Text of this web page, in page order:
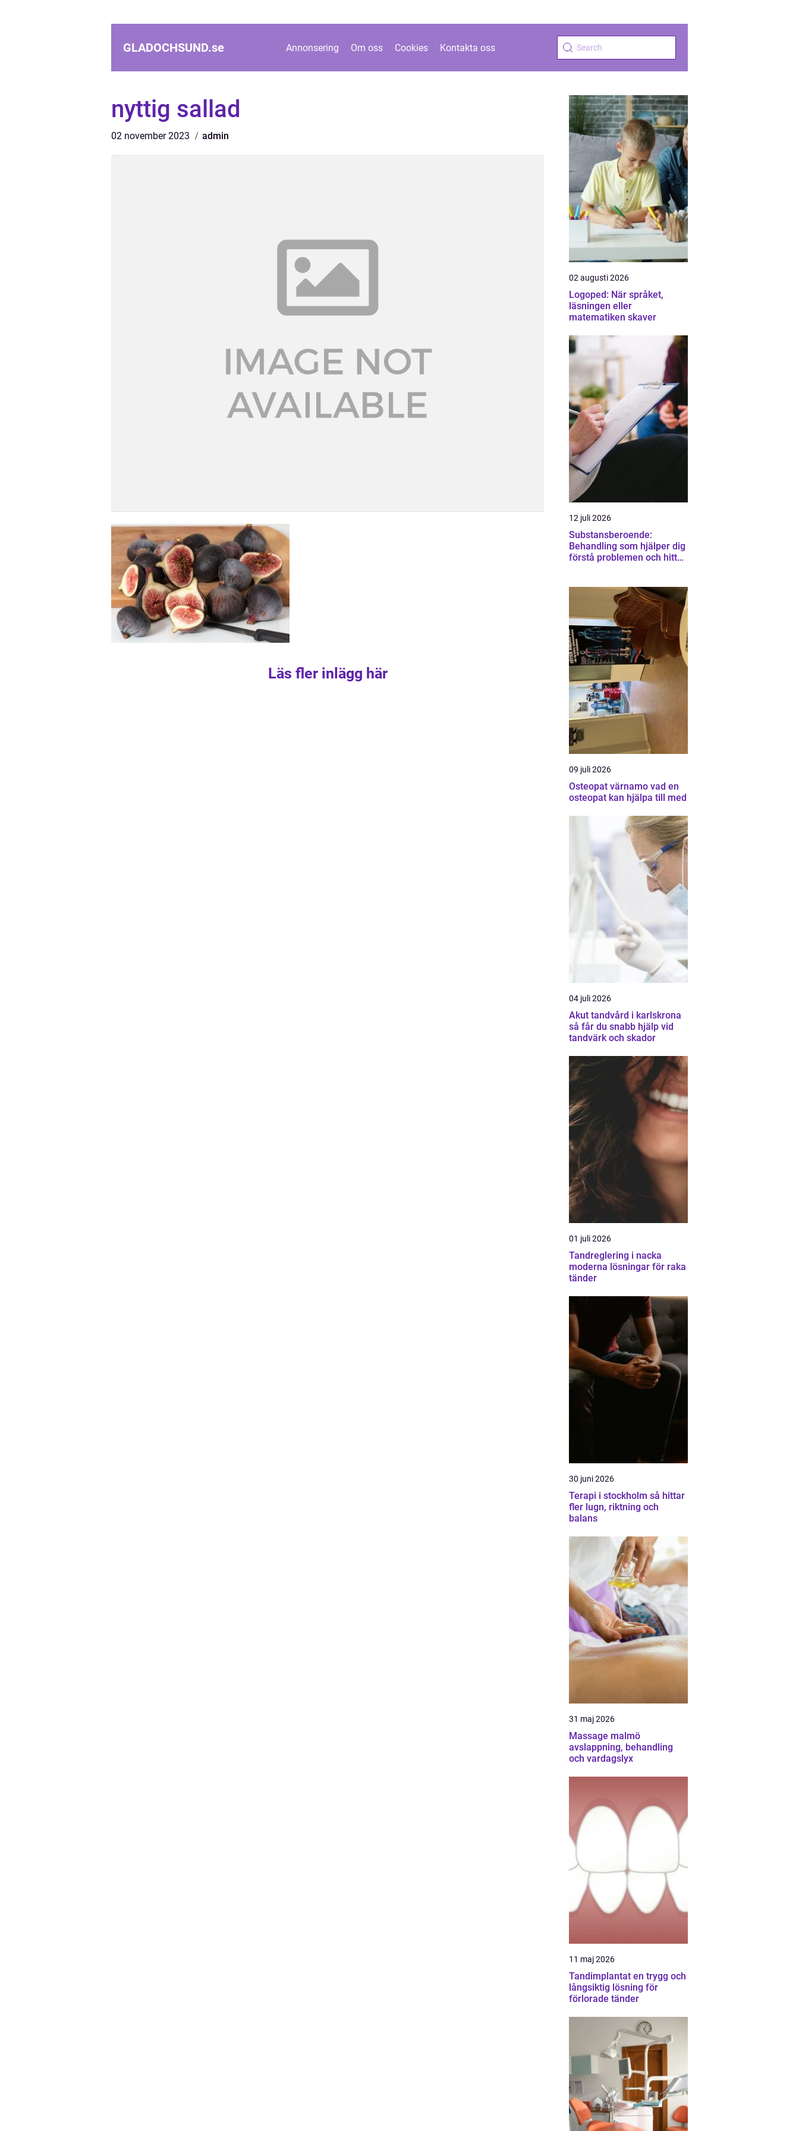
GLADOCHSUND.se Annonsering Om oss Cookies Kontakta oss
nyttig sallad
02 november 2023 admin
Läs fler inlägg här
02 augusti 2026
Logoped: När språket,
läsningen eller
matematiken skaver
12 juli 2026
Substansberoende:
Behandling som hjälper dig
förstå problemen och hitta
09 juli 2026
Osteopat värnamo vad en
osteopat kan hjälpa till med
04 juli 2026
Akut tandvård i karlskrona
så får du snabb hjälp vid
tandvärk och skador
01 juli 2026
Tandreglering i nacka
moderna lösningar för raka
tänder
30 juni 2026
Terapi i stockholm så hittar
fler lugn, riktning och
balans
31 maj 2026
Massage malmö
avslappning, behandling
och vardagslyx
11 maj 2026
Tandimplantat en trygg och
långsiktig lösning för
förlorade tänder